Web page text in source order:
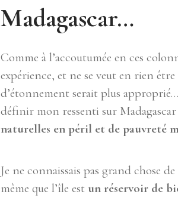
Madagascar…
Comme à l’accoutumée en ces
expérience, et ne se veut en rien
d’étonnement serait plus
définir mon ressenti sur Madagascar
naturelles en péril et de pauvreté
Je ne connaissais pas grand chose
même que l’île est un réservoir de